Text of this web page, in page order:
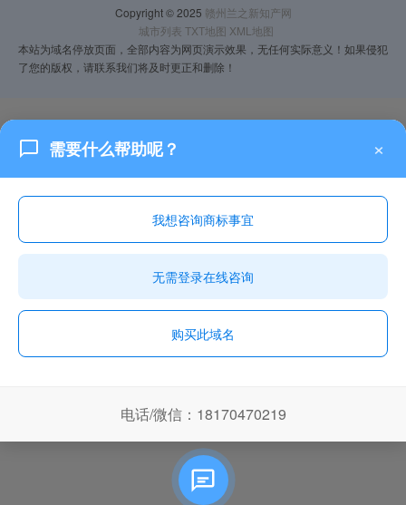
Copyright © 2025 赣州兰之新知产网
城市列表 TXT地图 XML地图
本站为域名停放页面，全部内容为网页演示效果，无任何实际意义！如果侵犯
了您的版权，请联系我们将及时更正和删除！
需要什么帮助呢？ ×
我想咨询商标事宜
无需登录在线咨询
购买此域名
电话/微信：18170470219